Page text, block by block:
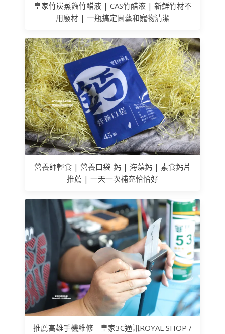
皇家竹炭蒸餾竹醋液 | CAS竹醋液 | 新鮮竹材不
用廢材 | 一瓶搞定園藝和寵物清潔
營養師輕食 | 營養口袋-鈣 | 海藻鈣 | 素食鈣片
推薦 | 一天一次補充恰恰好
推薦高雄手機維修 - 皇家3C通訊ROYAL SHOP /